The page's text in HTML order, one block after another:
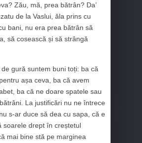
Zău, mă, prea bătrân? Da’
de la Vaslui, ăla prins cu
bani, nu era prea bătrân să
să cosească și să strângă
gură suntem buni toți: ba că
așa ceva, ba că avem
ba că ne doare spatele sau
La justificări nu ne întrece
s-ar duce să dea cu sapa, că e
soarele drept în creștetul
mai bine stă pe marginea